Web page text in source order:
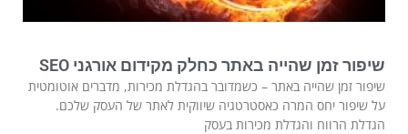
שיפור זמן שהייה באתר כחלק מקידום אורגני SEO
שיפור זמן שהייה באתר – כשמדובר בהגדלת מכירות, מדברים אוטומטית
על שיפור יחס המרה כאסטרטגיה שיווקית לאתר של העסק שלכם.
הגדלת הרווח והגדלת מכירות בעסק